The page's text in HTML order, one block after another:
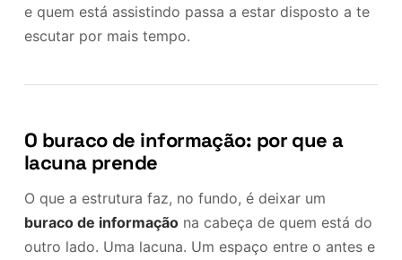
e quem está assistindo passa a estar disposto a te
escutar por mais tempo.
O buraco de informação: por que a
lacuna prende
O que a estrutura faz, no fundo, é deixar um
buraco de informaçãona cabeça de quem está do
outro lado. Uma lacuna. Um espaço entre o antes e